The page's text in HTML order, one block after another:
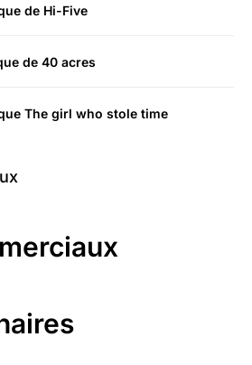
de Hi-Five
de 40 acres
The girl who stole time